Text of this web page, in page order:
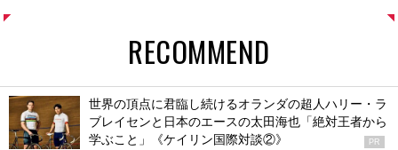
RECOMMEND
世界の頂点に君臨し続けるオランダの超人ハリー・ラ
ブレイセンと日本のエースの太田海也「絶対王者から
学ぶこと」《ケイリン国際対談②》
PR